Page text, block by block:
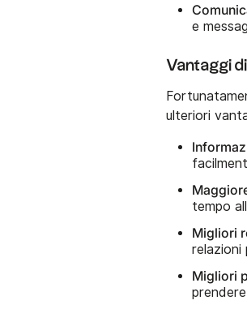
e
Vantaggi
ulteriori
tempo
Migliori
relazioni
Migliori